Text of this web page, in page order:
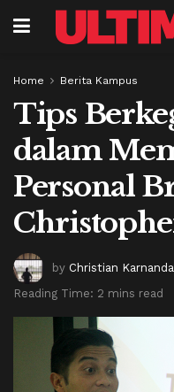
Home Berita Kampus
Tips
dalam
Personal
by Christian Karnanda
Reading Time: 2 mins read